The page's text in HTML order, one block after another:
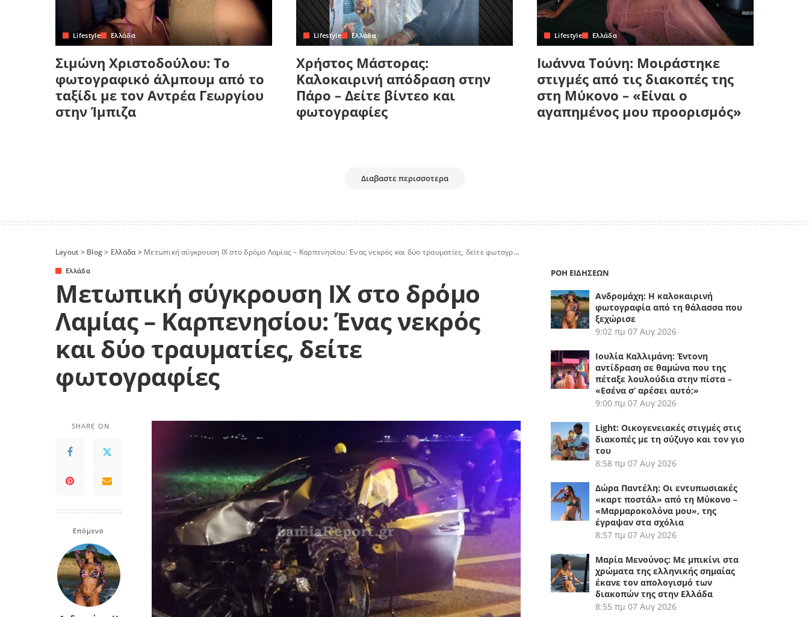
Lifestyle Ελλάδα
Σιμώνη Χριστοδούλου: Το
φωτογραφικό άλμπουμ από το
ταξίδι με τον Αντρέα Γεωργίου
στην Ίμπιζα
Lifestyle Ελλάδα
Χρήστος Μάστορας:
Καλοκαιρινή απόδραση στην
Πάρο – Δείτε βίντεο και
φωτογραφίες
Lifestyle Ελλάδα
Ιωάννα Τούνη: Μοιράστηκε
στιγμές από τις διακοπές της
στη Μύκονο – «Είναι ο
αγαπημένος μου προορισμός»
Διαβαστε περισσοτερα
Layout > Blog> Ελλάδα> Μετωπική σύγκρουση ΙΧ στο δρόμο Λαμίας – Καρπενησίου: Ένας νεκρός και δύο τραυματίες, δείτε φωτογραφίες
Ελλάδα
Μετωπική σύγκρουση ΙΧ στο δρόμο
Λαμίας – Καρπενησίου: Ένας νεκρός
και δύο τραυματίες, δείτε
φωτογραφίες
SHARE ON
Επόμενο
ΡΟΗ ΕΙΔΗΣΕΩΝ
Ανδρομάχη: Η καλοκαιρινή
φωτογραφία από τη θάλασσα που
ξεχώρισε
9:02 πμ 07 Αυγ 2026
Ιουλία Καλλιμάνη: Έντονη
αντίδραση σε θαμώνα που της
πέταξε λουλούδια στην πίστα –
«Εσένα σ’ αρέσει αυτό;»
9:00 πμ 07 Αυγ 2026
Light: Οικογενειακές στιγμές στις
διακοπές με τη σύζυγο και τον γιο
του
8:58 πμ 07 Αυγ 2026
Δώρα Παντέλη: Οι εντυπωσιακές
«καρτ ποστάλ» από τη Μύκονο –
«Μαρμαροκολόνα μου», της
έγραψαν στα σχόλια
8:57 πμ 07 Αυγ 2026
Μαρία Μενούνος: Με μπικίνι στα
χρώματα της ελληνικής σημαίας
έκανε τον απολογισμό των
διακοπών της στην Ελλάδα
8:55 πμ 07 Αυγ 2026